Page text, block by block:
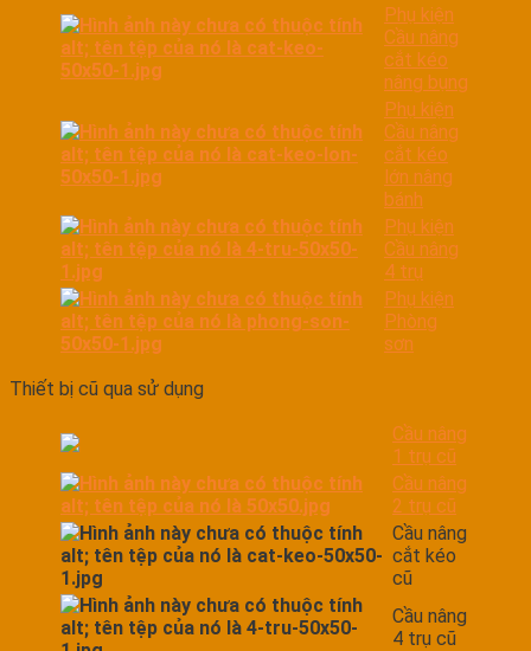
Phụ kiện
Cầu nâng
cắt kéo
nâng bụng
Phụ kiện
Cầu nâng
cắt kéo
lớn nâng
bánh
Phụ kiện
Cầu nâng
4 trụ
Phụ kiện
Phòng
sơn
Thiết bị cũ qua sử dụng
Cầu nâng
1 trụ cũ
Cầu nâng
2 trụ cũ
Cầu nâng
cắt kéo
cũ
Cầu nâng
4 trụ cũ